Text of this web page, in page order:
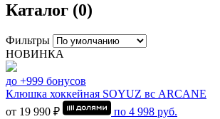
Каталог (0)
Фильтры
НОВИНКА
до +999 бонусов
Клюшка хоккейная SOYUZ вс ARCANE
от 19 990 ₽
по 4 998 руб.